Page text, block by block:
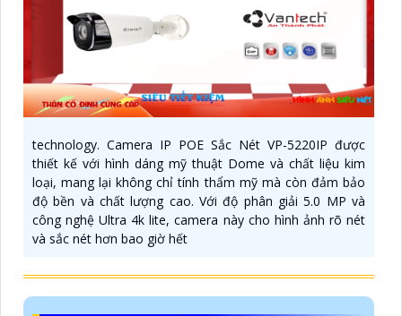
technology. Camera IP POE Sắc Nét VP-5220IP được
thiết kế với hình dáng mỹ thuật Dome và chất liệu kim
loại, mang lại không chỉ tính thẩm mỹ mà còn đảm bảo
độ bền và chất lượng cao. Với độ phân giải 5.0 MP và
công nghệ Ultra 4k lite, camera này cho hình ảnh rõ nét
và sắc nét hơn bao giờ hết